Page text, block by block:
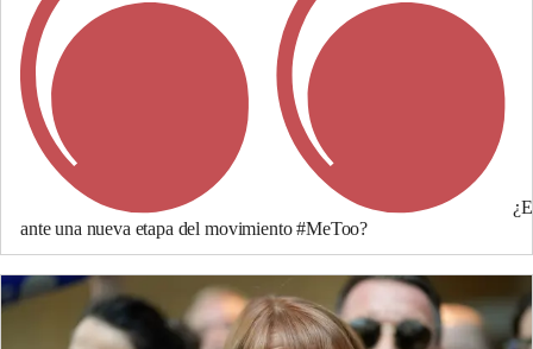
ante una nueva etapa del movimiento #MeToo?